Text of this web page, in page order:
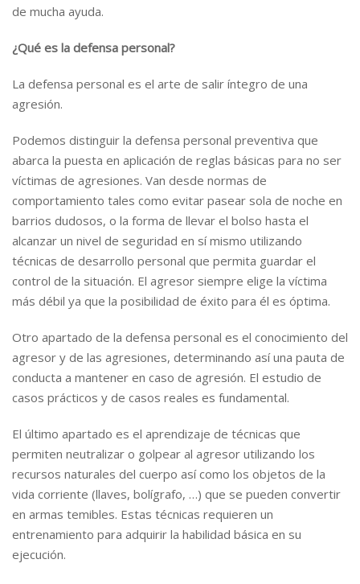
de mucha ayuda.
¿Qué es la defensa personal?
La defensa personal es el arte de salir íntegro de una
agresión.
Podemos distinguir la defensa personal preventiva que
abarca la puesta en aplicación de reglas básicas para no ser
víctimas de agresiones. Van desde normas de
comportamiento tales como evitar pasear sola de noche en
barrios dudosos, o la forma de llevar el bolso hasta el
alcanzar un nivel de seguridad en sí mismo utilizando
técnicas de desarrollo personal que permita guardar el
control de la situación. El agresor siempre elige la víctima
más débil ya que la posibilidad de éxito para él es óptima.
Otro apartado de la defensa personal es el conocimiento del
agresor y de las agresiones, determinando así una pauta de
conducta a mantener en caso de agresión. El estudio de
casos prácticos y de casos reales es fundamental.
El último apartado es el aprendizaje de técnicas que
permiten neutralizar o golpear al agresor utilizando los
recursos naturales del cuerpo así como los objetos de la
vida corriente (llaves, bolígrafo, …) que se pueden convertir
en armas temibles. Estas técnicas requieren un
entrenamiento para adquirir la habilidad básica en su
ejecución.